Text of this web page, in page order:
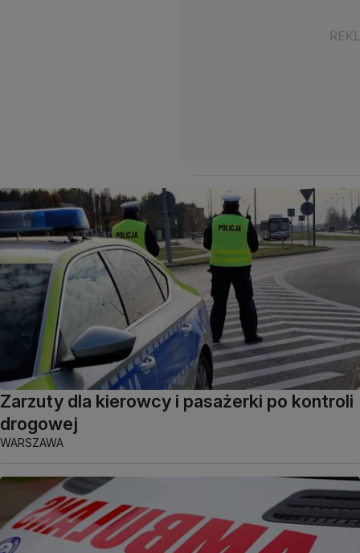
Zarzuty dla kierowcy i pasażerki po kontroli
drogowej
WARSZAWA